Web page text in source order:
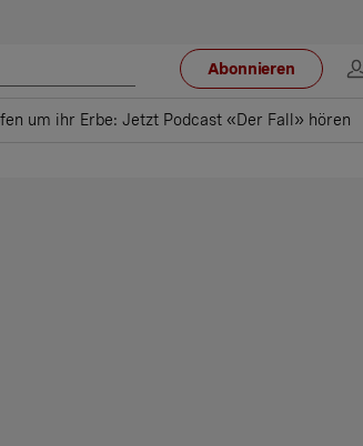
Abonnieren
um ihr Erbe: Jetzt Podcast «Der Fall» hören